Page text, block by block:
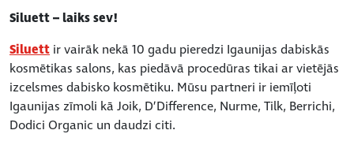
Siluett – laiks sev!
Siluett ir vairāk nekā 10 gadu pieredzi Igaunijas dabiskās
kosmētikas salons, kas piedāvā procedūras tikai ar vietējās
izcelsmes dabisko kosmētiku. Mūsu partneri ir iemīļoti
Igaunijas zīmoli kā Joik, D’Difference, Nurme, Tilk, Berrichi,
Dodici Organic un daudzi citi.